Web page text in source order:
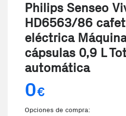
Philips Senseo
HD6563/86
eléctrica
cápsulas 0,9 L
automática
0€
Opciones de compra: